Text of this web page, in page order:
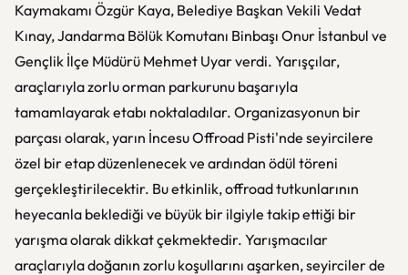
Kaymakamı Özgür Kaya, Belediye Başkan Vekili Vedat
Kınay, Jandarma Bölük Komutanı Binbaşı Onur İstanbul ve
Gençlik İlçe Müdürü Mehmet Uyar verdi. Yarışçılar,
araçlarıyla zorlu orman parkurunu başarıyla
tamamlayarak etabı noktaladılar. Organizasyonun bir
parçası olarak, yarın İncesu Offroad Pisti'nde seyircilere
özel bir etap düzenlenecek ve ardından ödül töreni
gerçekleştirilecektir. Bu etkinlik, offroad tutkunlarının
heyecanla beklediği ve büyük bir ilgiyle takip ettiği bir
yarışma olarak dikkat çekmektedir. Yarışmacılar
araçlarıyla doğanın zorlu koşullarını aşarken, seyirciler de